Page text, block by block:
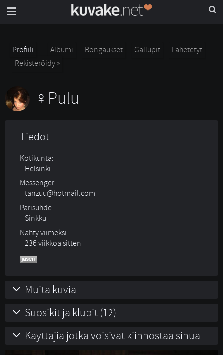
Profiili Albumi Bongaukset Gallupit
Lähetetyt
Rekisteröidy »
Pulu
Tiedot
Kotikunta:
Helsinki
Messenger:
tanzuu@hotmail.com
Parisuhde:
Sinkku
Nähty viimeksi:
236 viikkoa sitten
Muita kuvia
Suosikit ja klubit (12)
Käyttäjiä jotka voisivat kiinnostaa sinua